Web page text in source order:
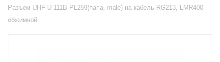
Разъем UHF U-111B PL259(папа, male) на кабель RG213, LMR400
обжимной